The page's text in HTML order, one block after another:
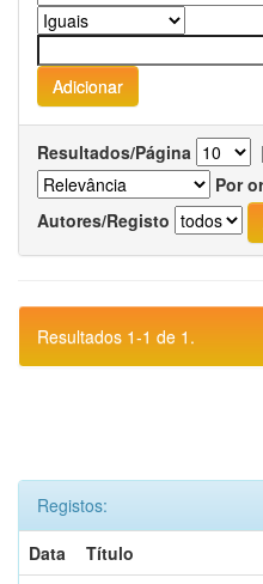
Resultados/Página |
Por
Autores/Registo
Resultados 1-1 de 1.
Registos:
Data
Título